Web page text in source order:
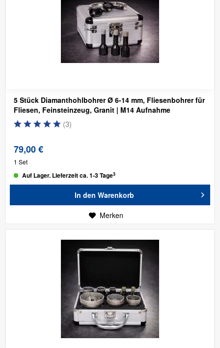
5 Stück Diamanthohlbohrer Ø 6-14 mm, Fliesenbohrer für
Fliesen, Feinsteinzeug, Granit | M14 Aufnahme
(3)
79,00 €
1 Set
Auf Lager. Lieferzeit ca. 1-3 Tage3
In den Warenkorb
Merken